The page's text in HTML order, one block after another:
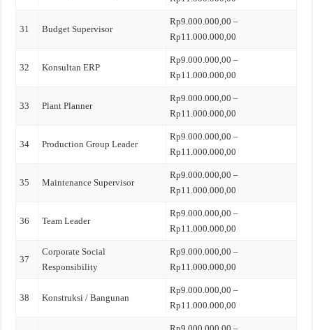
31 Budget Supervisor
Rp9.000.000,00 –
Rp11.000.000,00
32 Konsultan ERP
Rp9.000.000,00 –
Rp11.000.000,00
33 Plant Planner
Rp9.000.000,00 –
Rp11.000.000,00
34 Production Group Leader
Rp9.000.000,00 –
Rp11.000.000,00
35 Maintenance Supervisor
Rp9.000.000,00 –
Rp11.000.000,00
36 Team Leader
Rp9.000.000,00 –
Rp11.000.000,00
37
Corporate Social
Responsibility
Rp9.000.000,00 –
Rp11.000.000,00
38 Konstruksi / Bangunan
Rp9.000.000,00 –
Rp11.000.000,00